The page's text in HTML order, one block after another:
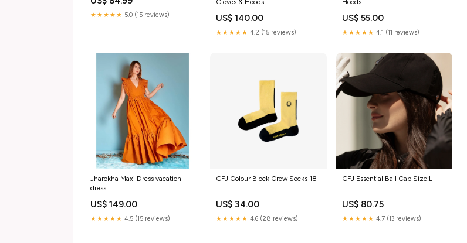
★★★★★ 5.0 (15 reviews)
Gloves & Hoods
US$ 140.00
★★★★★ 4.2 (15 reviews)
Hoods
US$ 55.00
★★★★★ 4.1 (11 reviews)
Jharokha Maxi Dress vacation
dress
US$ 149.00
★★★★★ 4.5 (15 reviews)
GFJ Colour Block Crew Socks 18
US$ 34.00
★★★★★ 4.6 (28 reviews)
GFJ Essential Ball Cap Size:L
US$ 80.75
★★★★★ 4.7 (13 reviews)